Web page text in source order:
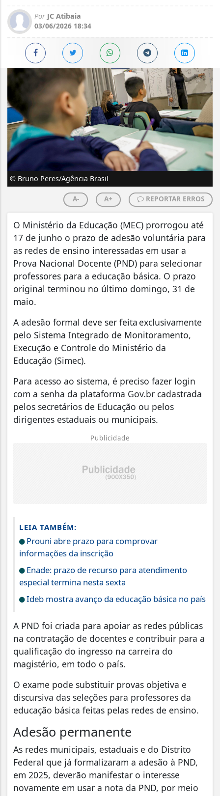
Por JC Atibaia
03/06/2026 18:34
© Bruno Peres/Agência Brasil
A- A+ REPORTAR ERROS
O Ministério da Educação (MEC) prorrogou até
17 de junho o prazo de adesão voluntária para
as redes de ensino interessadas em usar a
Prova Nacional Docente (PND) para selecionar
professores para a educação básica. O prazo
original terminou no último domingo, 31 de
maio.
A adesão formal deve ser feita exclusivamente
pelo Sistema Integrado de Monitoramento,
Execução e Controle do Ministério da
Educação (Simec).
Para acesso ao sistema, é preciso fazer login
com a senha da plataforma Gov.br cadastrada
pelos secretários de Educação ou pelos
dirigentes estaduais ou municipais.
Publicidade
LEIA TAMBÉM:
Prouni abre prazo para comprovar
informações da inscrição
Enade: prazo de recurso para atendimento
especial termina nesta sexta
Ideb mostra avanço da educação básica no país
A PND foi criada para apoiar as redes públicas
na contratação de docentes e contribuir para a
qualificação do ingresso na carreira do
magistério, em todo o país.
O exame pode substituir provas objetiva e
discursiva das seleções para professores da
educação básica feitas pelas redes de ensino.
Adesão permanente
As redes municipais, estaduais e do Distrito
Federal que já formalizaram a adesão à PND,
em 2025, deverão manifestar o interesse
novamente em usar a nota da PND, por meio